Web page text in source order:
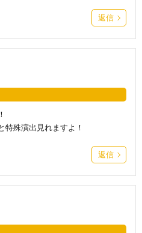
返信
特殊演出見れますよ！
返信